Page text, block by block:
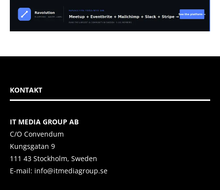
KONTAKT
IT MEDIA GROUP AB
C/O Convendum
Kungsgatan 9
111 43 Stockholm, Sweden
E-mail: info@itmediagroup.se